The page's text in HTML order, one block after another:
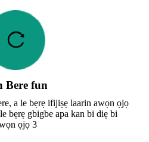
Bere fun
a le bẹrẹ ifijiṣẹ laarin awọn ọjọ
bẹrẹ gbigbe apa kan bi diẹ bi
ọjọ 3